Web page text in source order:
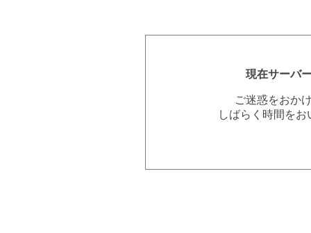
現在サーバ
ご迷惑をおか
しばらく時間を